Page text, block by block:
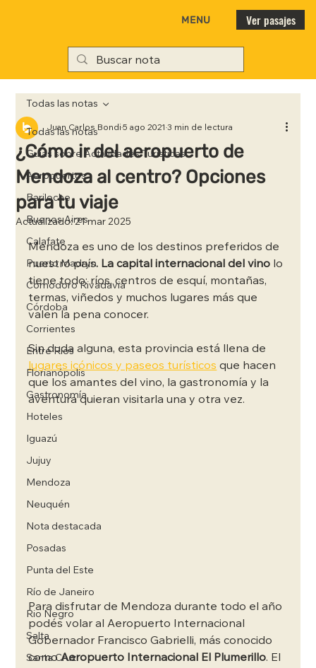
MENU Ver pasajes
Todas las notas
Guías sobre Actividades Turísticas
Aeropuertos
Bariloche
Buenos Aires
Calafate
Puerto Madryn
Comodoro Rivadavia
Córdoba
Corrientes
Entre Rios
Florianópolis
Gastronomía
Hoteles
Iguazú
Jujuy
Mendoza
Neuquén
Nota destacada
Posadas
Punta del Este
Río de Janeiro
Rio Negro
Salta
Santa Cruz
Todas las notas
¿Cómo ir del aeropuerto de
Mendoza al centro? Opciones
para tu viaje
Juan Carlos Bondi5 ago 20213 min de lectura
Actualizado:21 mar 2025
Mendoza es uno de los destinos preferidos de
nuestro país. La capital internacional del vino lo
tiene todo: ríos, centros de esquí, montañas,
termas, viñedos y muchos lugares más que
valen la pena conocer.
Sin duda alguna, esta provincia está llena de
lugares icónicos y paseos turísticos que hacen
que los amantes del vino, la gastronomía y la
aventura quieran visitarla una y otra vez.
Para disfrutar de Mendoza durante todo el año
podés volar al Aeropuerto Internacional
Gobernador Francisco Gabrielli, más conocido
como Aeropuerto Internacional El Plumerillo. El